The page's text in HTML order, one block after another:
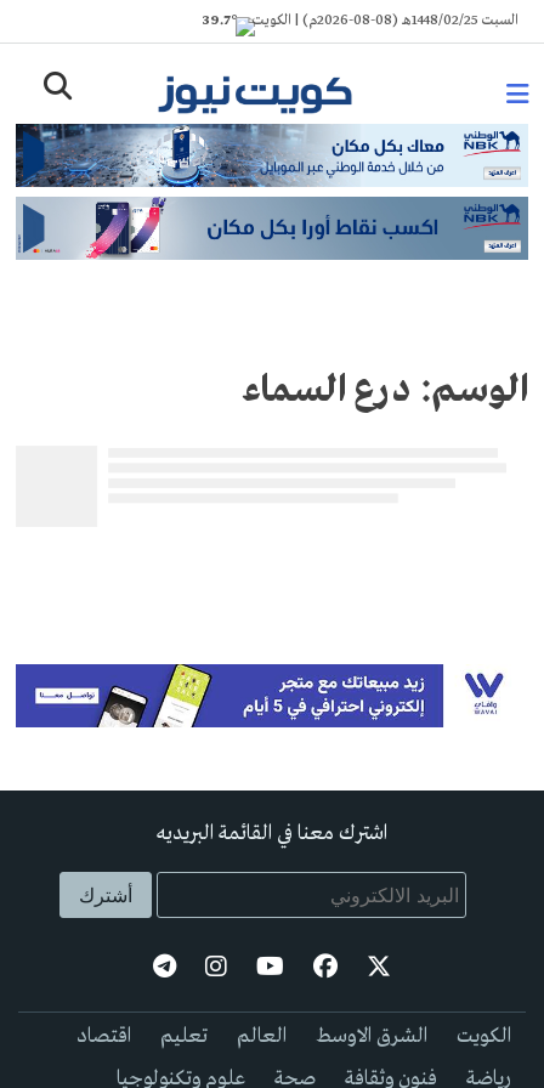
Skip
to
السبت 1448/02/25هـ (08-08-2026م) | الكويت ° 39.7
الوسم: درع السماء
اشترك معنا في القائمة البريديه
الكويت الشرق الاوسط العالم تعليم
اقتصاد
رياضة
فنون وثقافة صحة علوم وتكنولوجيا